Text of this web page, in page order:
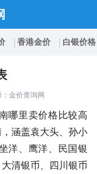
香港金价 白银价格
：金价查询网
哪里卖价格比较高
涵盖袁大头、孙小
洋、鹰洋、民国银
清银币、四川银币